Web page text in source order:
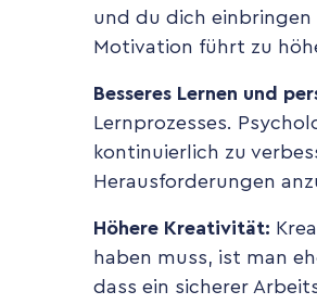
und du dich
Motivation führt zu
Besseres Lernen und
Lernprozesses.
kontinuierlich zu
Herausforderungen
Höhere Kreativität:
haben muss, ist man
dass ein sicherer